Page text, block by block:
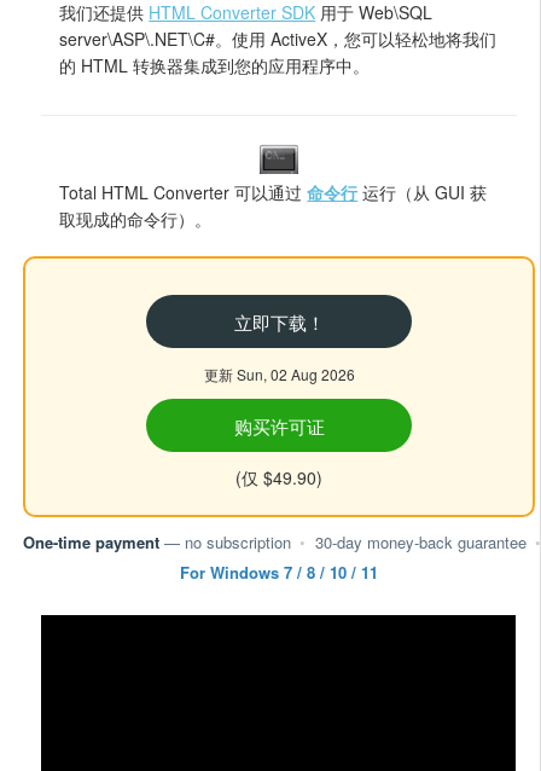
我们还提供 HTML Converter SDK 用于 Web\SQL
server\ASP\.NET\C#。使用 ActiveX，您可以轻松地将我们
的 HTML 转换器集成到您的应用程序中。
Total HTML Converter 可以通过命令行 运行（从 GUI 获
取现成的命令行）。
立即下载！
更新 Sun, 02 Aug 2026
购买许可证
(仅 $49.90)
One-time payment — no subscription • 30-day money-back guarantee •
For Windows 7 / 8 / 10 / 11